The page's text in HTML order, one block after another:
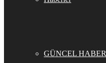
GÜNCEL HABER